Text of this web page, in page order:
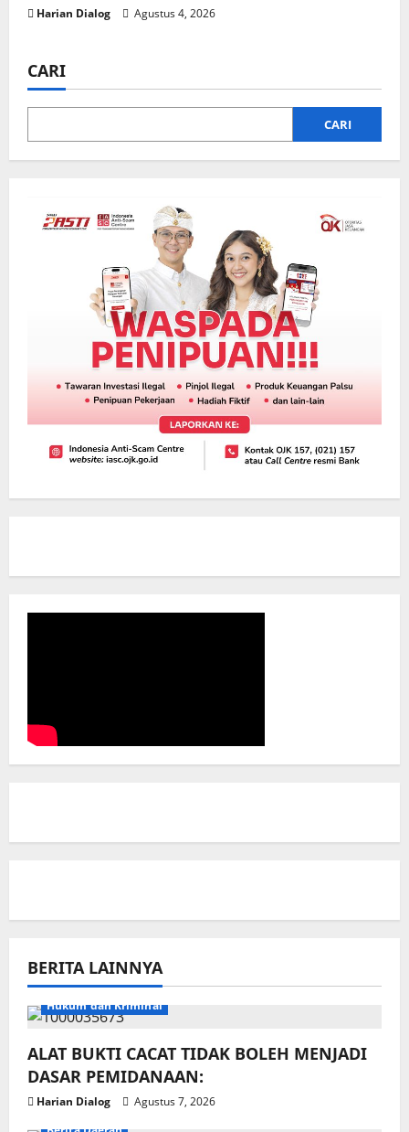
Harian Dialog Agustus 4, 2026
CARI
CARI
BERITA LAINNYA
Hukum dan Kriminal
ALAT BUKTI CACAT TIDAK BOLEH MENJADI
DASAR PEMIDANAAN:
Harian Dialog
Agustus 7, 2026